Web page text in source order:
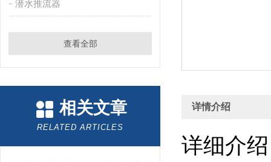
潜水推流器
查看全部
相关文章
RELATED ARTICLES
详情介绍
详细介